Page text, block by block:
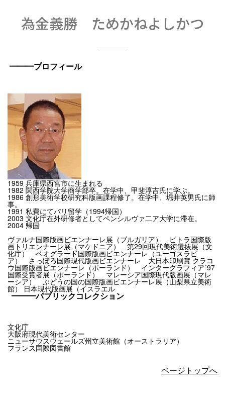
為金義勝 ためかねよしかつ
━━━プロフィール
1959 兵庫県西宮市に生まれる
1982 関西学院大学商学部卒。在学中、甲斐淳吉氏に学ぶ。
1986 創形美術学校研究科版画課程修了。在学中、堀井英男氏に師
事。
1991 私費にてパリ留学（1994帰国）
2003 文化庁在外研修者としてペンシルヴァ二ア大学に滞在。
2004 帰国
ヴァルナ国際版画ビエンナーレ展（ブルガリア） ビトラ国際版
画トリエンナーレ展（マケドニア） 第29回現代美術選抜展（文
化庁） ベオグラード国際版画ビエンナーレ（ユーゴスラビ
ア） さっぽろ国際現代版画ビエンナーレ 大日本印刷賞 クラコ
ウ国際版画ビエンナーレ（ポーランド） インターグラフィア´97
国際受賞者展（ポーランド） マレーシア国際現代版画展（マレ
ーシア） ぶどうの国の国際版画ビエンナーレ展（山梨県立美術
館） 日本現代版画展（イスラエル
━━━パブリックコレクション
文化庁
大阪府現代美術センター
ニューサウスウェールズ州立美術館（オーストラリア）
フランス国際図書館
ページトップへ